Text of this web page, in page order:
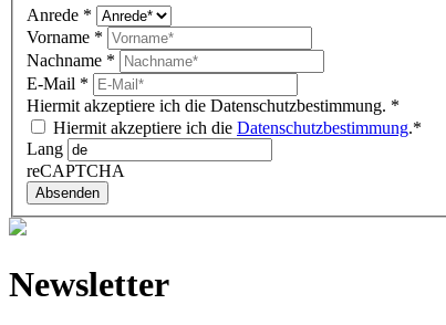
Anrede *
Vorname *
Nachname *
E-Mail *
Hiermit akzeptiere ich die Datenschutzbestimmung. *
Hiermit akzeptiere ich die Datenschutzbestimmung.*
Lang
reCAPTCHA
Absenden
Newsletter